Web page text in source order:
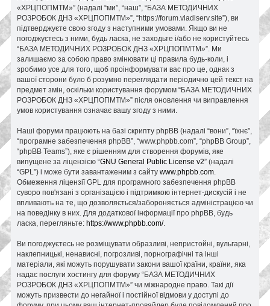
«ХРЦПОПМТМ»” (надалі “ми”, “наш”, “БАЗА МЕТОДИЧНИХ
РОЗРОБОК ДНЗ «ХРЦПОПМТМ»”, “https://forum.vladiserv.site”), ви
підтверджуєте свою згоду з наступними умовами. Якщо ви не
погоджуєтесь з ними, будь ласка, не заходьте і/або не користуйтесь
“БАЗА МЕТОДИЧНИХ РОЗРОБОК ДНЗ «ХРЦПОПМТМ»”. Ми
залишаємо за собою право змінювати ці правила будь-коли, і
зробимо усе для того, щоб проінформувати вас про це, однак з
вашої сторони було б розумно переглядати періодично цей текст на
предмет змін, оскільки користування форумом “БАЗА МЕТОДИЧНИХ
РОЗРОБОК ДНЗ «ХРЦПОПМТМ»” після оновлення чи виправлення
умов користування означає вашу згоду з ними.
Наші форуми працюють на базі скрипту phpBB (надалі “вони”, “їхнє”,
“програмне забезпечення phpBB”, “www.phpbb.com”, “phpBB Group”,
“phpBB Teams”), яке є рішенням для створення форумів, яке
випущене за ліцензією “GNU General Public License v2” (надалі
“GPL”) і може бути завантаженим з сайту www.phpbb.com
Обмеження ліцензії GPL для програмного забезпечення phpBB
суворо пов'язані з організацією і підтримкою інтернет-дискусій і не
впливають на те, що дозволяється/забороняється адміністрацією чи
на поведінку в них. Для додаткової інформації про phpBB, будь
ласка, перегляньте: https://www.phpbb.com/.
Ви погоджуєтесь не розміщувати образливі, непристойні, вульгарні,
наклепницькі, ненависні, погрозливі, порнографічні та інші
матеріали, які можуть порушувати закони вашої країни, країни, яка
надає послуги хостингу для форуму “БАЗА МЕТОДИЧНИХ
РОЗРОБОК ДНЗ «ХРЦПОПМТМ»” чи міжнародне право. Такі дії
можуть призвести до негайної і постійної відмови у доступі до